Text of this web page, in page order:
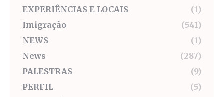
EXPERIÊNCIAS E LOCAIS
(1)
Imigração
(541)
NEWS
(1)
News
(287)
PALESTRAS
(9)
PERFIL
(5)